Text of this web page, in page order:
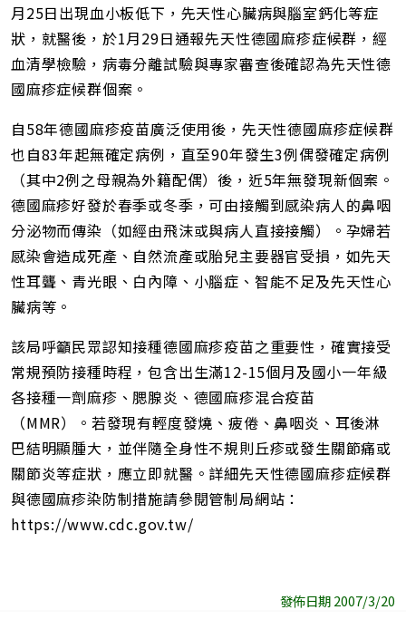
月25日出現血小板低下，先天性心臟病與腦室鈣化等症
狀，就醫後，於1月29日通報先天性德國麻疹症候群，經
血清學檢驗，病毒分離試驗與專家審查後確認為先天性德
國麻疹症候群個案。
自58年德國麻疹疫苗廣泛使用後，先天性德國麻疹症候群
也自83年起無確定病例，直至90年發生3例偶發確定病例
（其中2例之母親為外籍配偶）後，近5年無發現新個案。
德國麻疹好發於春季或冬季，可由接觸到感染病人的鼻咽
分泌物而傳染（如經由飛沫或與病人直接接觸）。孕婦若
感染會造成死產、自然流產或胎兒主要器官受損，如先天
性耳聾、青光眼、白內障、小腦症、智能不足及先天性心
臟病等。
該局呼籲民眾認知接種德國麻疹疫苗之重要性，確實接受
常規預防接種時程，包含出生滿12-15個月及國小一年級
各接種一劑麻疹、腮腺炎、德國麻疹混合疫苗
（MMR）。若發現有輕度發燒、疲倦、鼻咽炎、耳後淋
巴結明顯腫大，並伴隨全身性不規則丘疹或發生關節痛或
關節炎等症狀，應立即就醫。詳細先天性德國麻疹症候群
與德國麻疹染防制措施請參閱管制局網站：
https://www.cdc.gov.tw/
發佈日期 2007/3/20